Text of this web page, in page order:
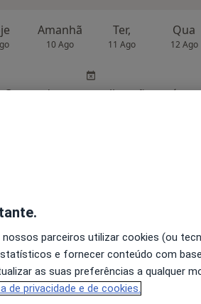
Amanhã
10 Ago
Ter,
11 Ago
Qua
12 Ago
O agendamento online não está
O agendamento online não está
disponível
parceiros utilizar cookies (ou
e fornecer conteúdo com
as suas preferências a qualquer
de privacidade e de cookies.